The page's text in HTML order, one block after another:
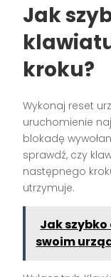
Jak
kroku?
Wykonaj reset
uruchomienie
blokadę
sprawdź, czy
następnego
utrzymuje.
Jak
swoim